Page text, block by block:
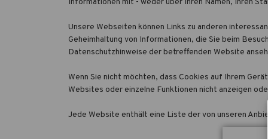
Informationen mit - weder über Ihren Namen, Ihren
Unsere Webseiten können Links zu anderen
Geheimhaltung von Informationen, die Sie beim
Datenschutzhinweise der betreffenden Website
Wenn Sie nicht möchten, dass Cookies auf Ihrem
Websites oder einzelne Funktionen nicht anzeigen
Jede Website enthält eine Liste der von unseren